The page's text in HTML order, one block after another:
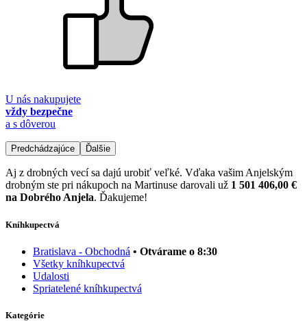
U nás nakupujete
vždy bezpečne
a s dôverou
Predchádzajúce Ďalšie
Aj z drobných vecí sa dajú urobiť veľké. Vďaka vašim Anjelským
drobným ste pri nákupoch na Martinuse darovali už 1 501 406,00 €
na Dobrého Anjela. Ďakujeme!
Kníhkupectvá
Bratislava - Obchodná • Otvárame o 8:30
Všetky kníhkupectvá
Udalosti
Spriatelené kníhkupectvá
Kategórie